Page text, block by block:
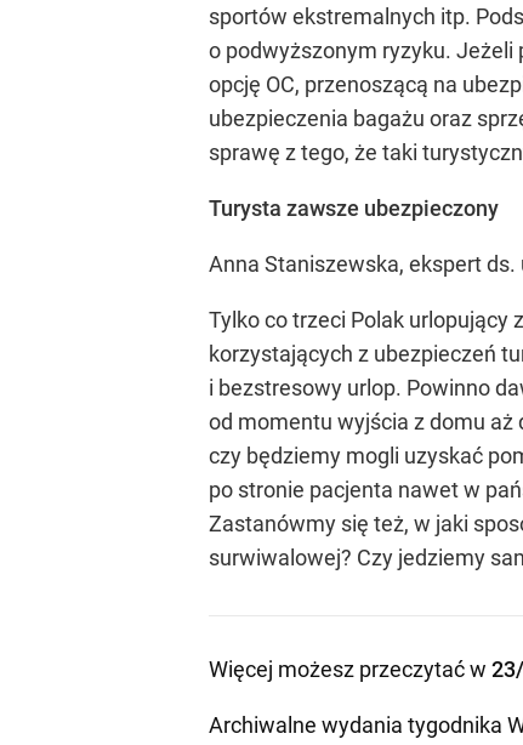
sportów ekstremalnych itp.
o podwyższonym ryzyku.
opcję OC, przenoszącą na
ubezpieczenia bagażu oraz
sprawę z tego, że taki
Turysta zawsze ubezpieczony
Anna Staniszewska, ekspert
Tylko co trzeci Polak urlopujący
korzystających z ubezpieczeń
i bezstresowy urlop. Powinno
od momentu wyjścia z domu aż
czy będziemy mogli uzyskać
po stronie pacjenta nawet w
Zastanówmy się też, w jaki
surwiwalowej? Czy jedziemy
Więcej możesz przeczytać w
Archiwalne wydania tygodnika